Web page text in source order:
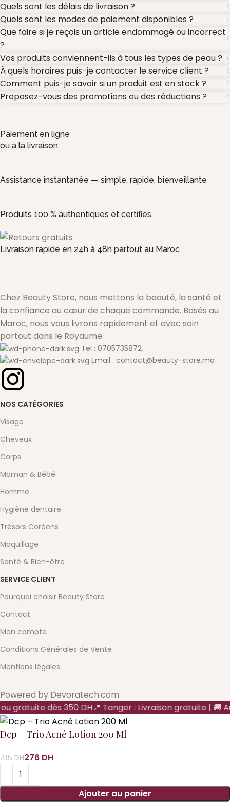
Quels sont les délais de livraison ?
Quels sont les modes de paiement disponibles ?
Que faire si je reçois un article endommagé ou incorrect
?
Vos produits conviennent-ils à tous les types de peau ?
À quels horaires puis-je contacter le service client ?
Comment puis-je savoir si un produit est en stock ?
Proposez-vous des promotions ou des réductions ?
Paiement en ligne
ou à la livraison
Assistance instantanée — simple, rapide, bienveillante
Produits 100 % authentiques et certifiés
Livraison rapide en 24h à 48h partout au Maroc
Chez Beauty Store, nous mettons la beauté, la santé et
la confiance au cœur de chaque commande. Basés au
Maroc, nous vous livrons rapidement et avec soin
partout dans le Royaume.
Tel : 0705735872
Email : contact@beauty-store.ma
NOS CATÉGORIES
Visage
Cheveux
Corps
Maman & Bébé
Homme
Hygiène dentaire
Trésors Coréens
Maquillage
Santé & Bien-être
SERVICE CLIENT
Pourquoi choisir Beauty Store
Contact
Mon compte
Conditions Générales de Vente
Mentions légales
Powered by Devoratech.com
gratuite dès 350 DH📍 Tanger : Livraison gratuite | 🚚
Dcp – Trio Acné Lotion 200 Ml
DH DH
Ajouter au panier